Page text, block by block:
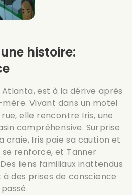
histoire:
est à la dérive après
Vivant dans un motel
elle rencontre Iris, une
compréhensive. Surprise
craie, Iris paie sa caution et
se renforce, et Tanner
liens familiaux inattendus
des prises de conscience